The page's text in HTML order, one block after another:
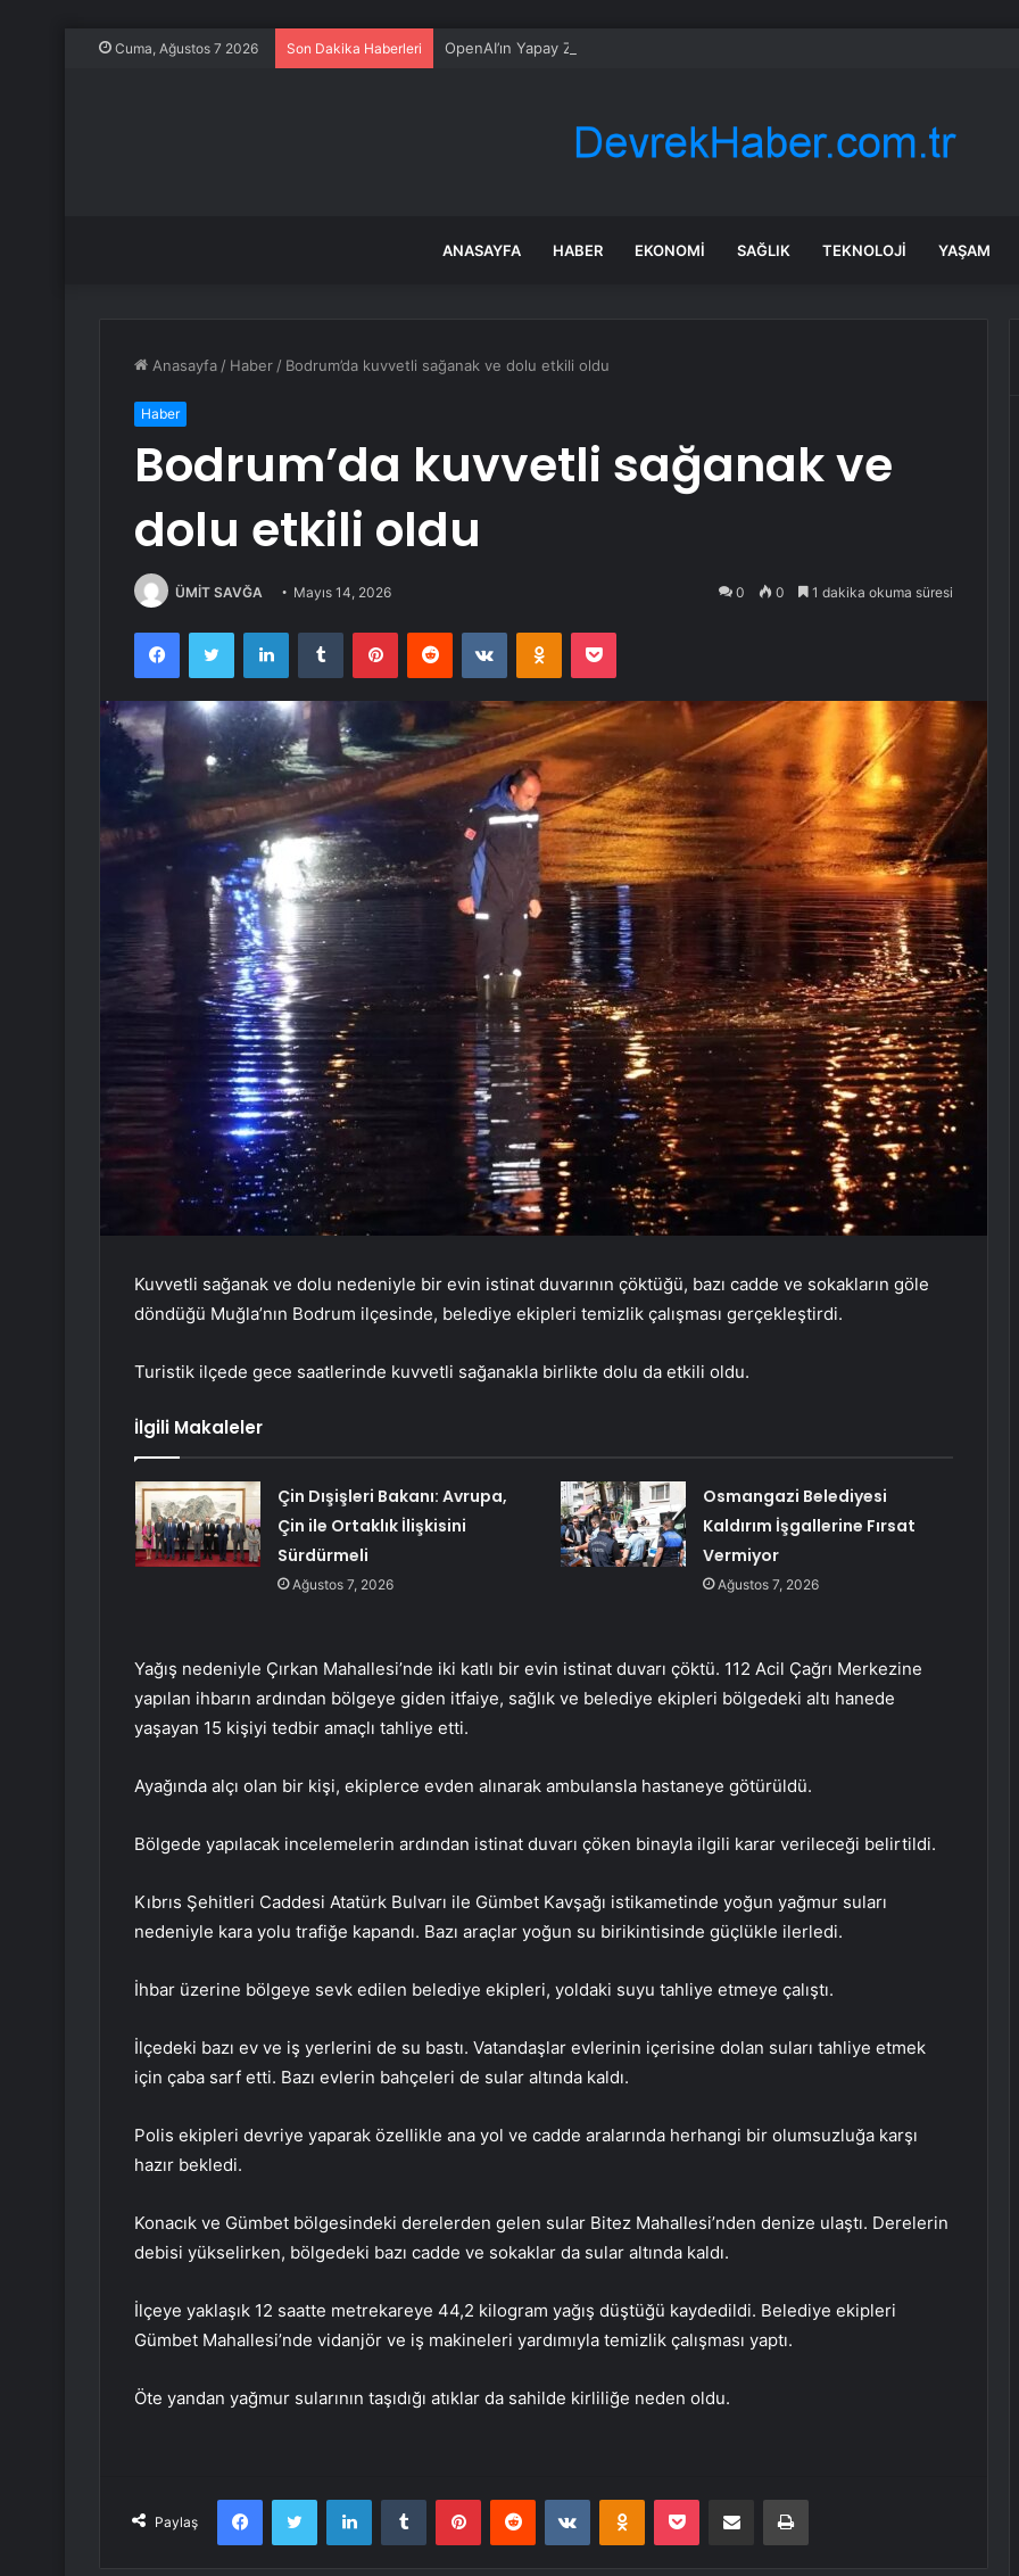
Cuma, Ağustos 7 2026 Son Dakika Haberleri OpenAI’ın Yapay Zeka Modeli Güvenlik Testinde Kontrolden Çıktı, Hugging Face’i
ANASAYFA HABER EKONOMI SAĞLIK TEKNOLOJI YAŞAM
Anasayfa / Haber / Bodrum’da kuvvetli sağanak ve dolu etkili oldu
Haber
Bodrum’da kuvvetli sağanak ve
dolu etkili oldu
ÜMİT SAVĞA Mayıs 14, 2026 0 0 1 dakika okuma süresi
FacebookTwitter LinkedInTumblr PinterestReddit VKontakteOdnoklassniki
Pocket
Kuvvetli sağanak ve dolu nedeniyle bir evin istinat duvarının çöktüğü, bazı cadde ve sokakların göle
döndüğü Muğla’nın Bodrum ilçesinde, belediye ekipleri temizlik çalışması gerçekleştirdi.
Turistik ilçede gece saatlerinde kuvvetli sağanakla birlikte dolu da etkili oldu.
İlgili Makaleler
Çin Dışişleri Bakanı: Avrupa,
Çin ile Ortaklık İlişkisini
Sürdürmeli
Ağustos 7, 2026
Osmangazi Belediyesi
Kaldırım İşgallerine Fırsat
Vermiyor
Ağustos 7, 2026
Yağış nedeniyle Çırkan Mahallesi’nde iki katlı bir evin istinat duvarı çöktü. 112 Acil Çağrı Merkezine
yapılan ihbarın ardından bölgeye giden itfaiye, sağlık ve belediye ekipleri bölgedeki altı hanede
yaşayan 15 kişiyi tedbir amaçlı tahliye etti.
Ayağında alçı olan bir kişi, ekiplerce evden alınarak ambulansla hastaneye götürüldü.
Bölgede yapılacak incelemelerin ardından istinat duvarı çöken binayla ilgili karar verileceği belirtildi.
Kıbrıs Şehitleri Caddesi Atatürk Bulvarı ile Gümbet Kavşağı istikametinde yoğun yağmur suları
nedeniyle kara yolu trafiğe kapandı. Bazı araçlar yoğun su birikintisinde güçlükle ilerledi.
İhbar üzerine bölgeye sevk edilen belediye ekipleri, yoldaki suyu tahliye etmeye çalıştı.
İlçedeki bazı ev ve iş yerlerini de su bastı. Vatandaşlar evlerinin içerisine dolan suları tahliye etmek
için çaba sarf etti. Bazı evlerin bahçeleri de sular altında kaldı.
Polis ekipleri devriye yaparak özellikle ana yol ve cadde aralarında herhangi bir olumsuzluğa karşı
hazır bekledi.
Konacık ve Gümbet bölgesindeki derelerden gelen sular Bitez Mahallesi’nden denize ulaştı. Derelerin
debisi yükselirken, bölgedeki bazı cadde ve sokaklar da sular altında kaldı.
İlçeye yaklaşık 12 saatte metrekareye 44,2 kilogram yağış düştüğü kaydedildi. Belediye ekipleri
Gümbet Mahallesi’nde vidanjör ve iş makineleri yardımıyla temizlik çalışması yaptı.
Öte yandan yağmur sularının taşıdığı atıklar da sahilde kirliliğe neden oldu.
Paylaş
FacebookTwitter LinkedInTumblr PinterestReddit VKontakteOdnoklassniki
Pocket E-Posta ile paylaş Yazdır